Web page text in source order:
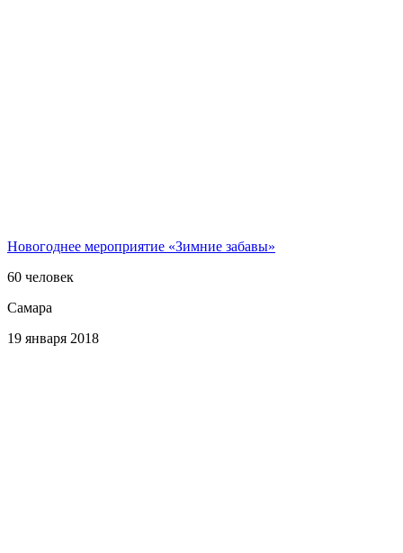
Новогоднее мероприятие «Зимние забавы»
60 человек
Самара
19 января 2018